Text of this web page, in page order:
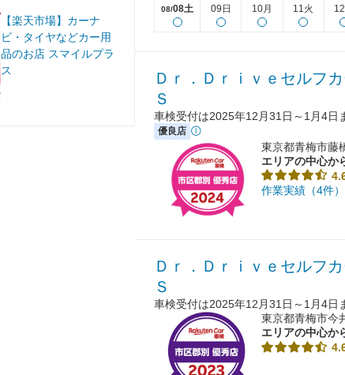
【楽天市場】カーナ
ビ・タイヤなどカー用
品のお店 スマイルプラ
ス
08/08土 09日 10月 11火
Ｄｒ．Ｄｒｉｖｅセルフ
Ｓ
車検受付は2025年12月31日～1月4日
優良店
東京都青梅市藤
エリアの中心か
作業実績（4件）
Ｄｒ．Ｄｒｉｖｅセルフ
Ｓ
車検受付は2025年12月31日～1月4日
東京都青梅市今
エリアの中心か